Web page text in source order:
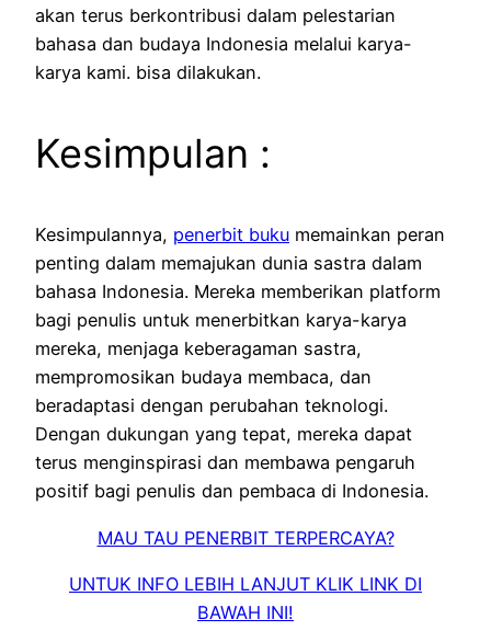
akan terus berkontribusi dalam pelestarian
bahasa dan budaya Indonesia melalui karya-
karya kami. bisa dilakukan.
Kesimpulan :
Kesimpulannya, penerbit buku memainkan peran
penting dalam memajukan dunia sastra dalam
bahasa Indonesia. Mereka memberikan platform
bagi penulis untuk menerbitkan karya-karya
mereka, menjaga keberagaman sastra,
mempromosikan budaya membaca, dan
beradaptasi dengan perubahan teknologi.
Dengan dukungan yang tepat, mereka dapat
terus menginspirasi dan membawa pengaruh
positif bagi penulis dan pembaca di Indonesia.
MAU TAU PENERBIT TERPERCAYA?
UNTUK INFO LEBIH LANJUT KLIK LINK DI
BAWAH INI!